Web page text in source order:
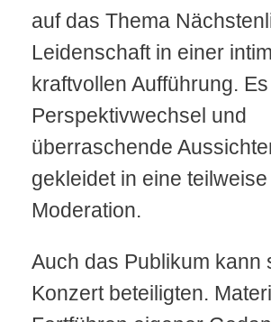
auf das Thema
Leidenschaft in einer
kraftvollen Aufführung.
Perspektivwechsel und
überraschende
gekleidet in eine
Moderation.
Auch das Publikum kann
Konzert beteiligten.